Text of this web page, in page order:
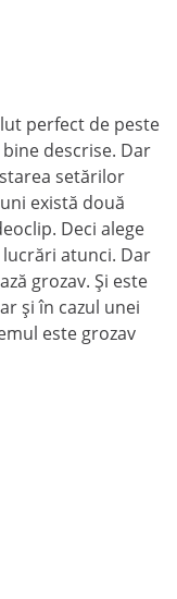
perfect de peste
descrise. Dar
setărilor
există două
Deci alege
atunci. Dar
grozav. Și este
și în cazul unei
este grozav